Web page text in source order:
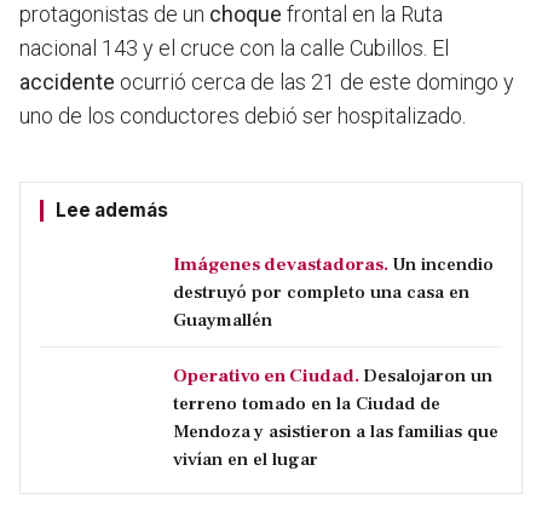
protagonistas de un choque frontal en la Ruta
nacional 143 y el cruce con la calle Cubillos. El
accidente ocurrió cerca de las 21 de este domingo y
uno de los conductores debió ser hospitalizado.
Lee además
Imágenes devastadoras. Un incendio
destruyó por completo una casa en
Guaymallén
Operativo en Ciudad. Desalojaron un
terreno tomado en la Ciudad de
Mendoza y asistieron a las familias que
vivían en el lugar